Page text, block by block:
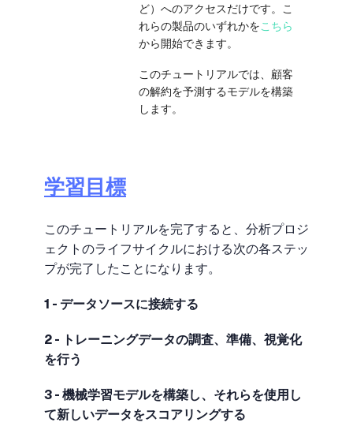
ど）へのアクセスだけです。こ
れらの製品のいずれかをこちら
から開始できます。
このチュートリアルでは、顧客
の解約を予測するモデルを構築
します。
学習目標
このチュートリアルを完了すると、分析プロジ
ェクトのライフサイクルにおける次の各ステッ
プが完了したことになります。
1 - データソースに接続する
2 - トレーニングデータの調査、準備、視覚化
を行う
3 - 機械学習モデルを構築し、それらを使用し
て新しいデータをスコアリングする